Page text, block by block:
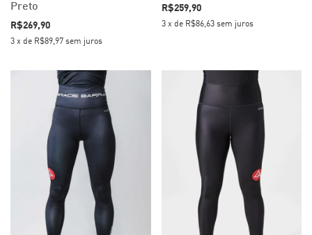
Preto
R$269,90
3 x de R$89,97 sem juros
R$259,90
3 x de R$86,63 sem juros